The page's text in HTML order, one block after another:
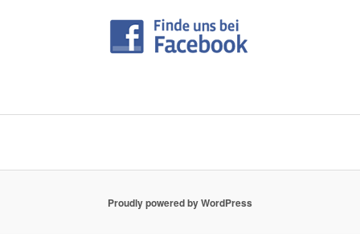
Proudly powered by WordPress